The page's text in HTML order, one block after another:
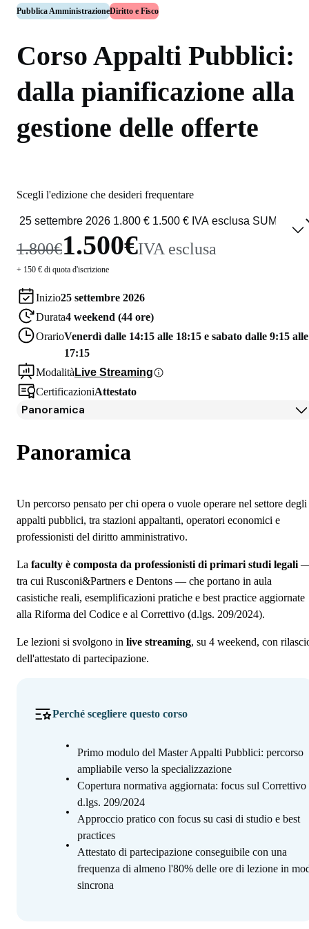
Pubblica AmministrazioneDiritto e Fisco
Corso Appalti Pubblici:
dalla pianificazione alla
gestione delle offerte
Scegli l'edizione che desideri frequentare
1.800€1.500€IVA esclusa
+ 150 € di quota d'iscrizione
Inizio25 settembre 2026
Durata4 weekend (44 ore)
OrarioVenerdì dalle 14:15 alle 18:15 e sabato dalle 9:15 alle
17:15
Modalità Live Streaming
CertificazioniAttestato
Panoramica
Iscrizione
Panoramica
Un percorso pensato per chi opera o vuole operare nel settore degli
appalti pubblici, tra stazioni appaltanti, operatori economici e
professionisti del diritto amministrativo.
La faculty è composta da professionisti di primari studi legali
tra cui Rusconi&Partners e Dentons — che portano in aula
casistiche reali, esemplificazioni pratiche e best practice aggiornate
alla Riforma del Codice e al Correttivo (d.lgs. 209/2024).
Le lezioni si svolgono in live streaming, su 4 weekend, con
dell'attestato di partecipazione.
Perché scegliere questo corso
Primo modulo del Master Appalti Pubblici: percorso
ampliabile verso la specializzazione
Copertura normativa aggiornata: focus sul Correttivo
d.lgs. 209/2024
Approccio pratico con focus su casi di studio e best
practices
Attestato di partecipazione conseguibile con una
frequenza di almeno l'80% delle ore di lezione in
sincrona